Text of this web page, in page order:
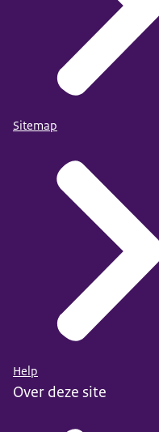
Sitemap
Help
Over deze site